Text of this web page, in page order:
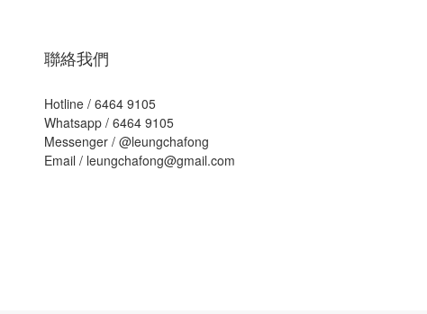
聯絡我們
Hotline / 6464 9105
Whatsapp / 6464 9105
Messenger / @leungchafong
Email / leungchafong@gmail.com